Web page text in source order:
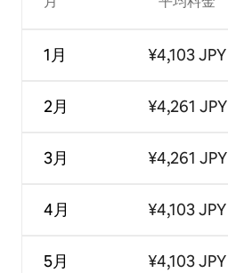
1月
2月
3月
4月
5月
¥4,103 JPY
¥4,261 JPY
¥4,261 JPY
¥4,103 JPY
¥4,103 JPY